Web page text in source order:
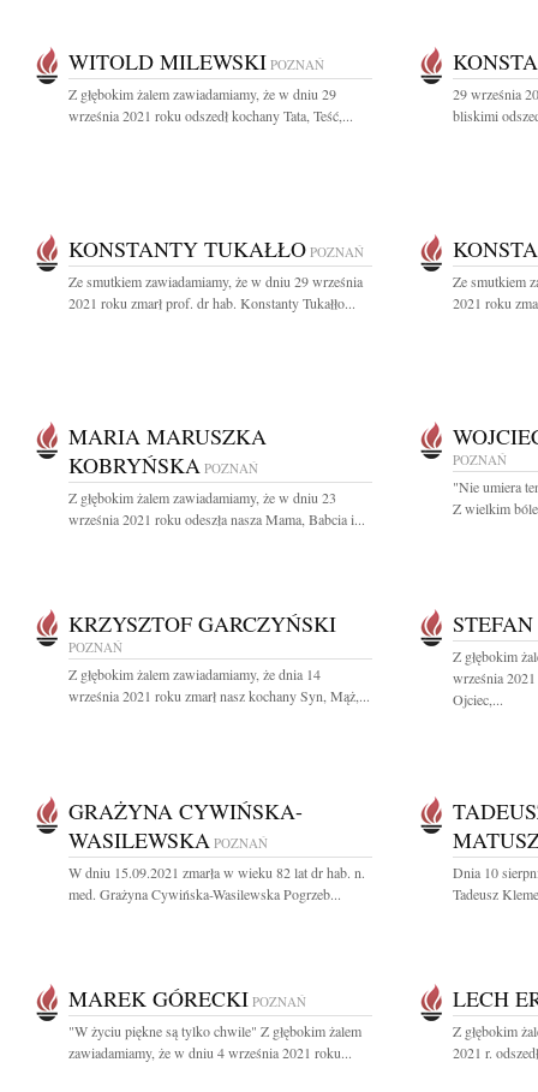
WITOLD MILEWSKI POZNAŃ
Z głębokim żalem zawiadamiamy, że w dniu 29
września 2021 roku odszedł kochany Tata, Teść,...
29 września
bliskimi
KONSTANTY TUKAŁŁO POZNAŃ
Ze smutkiem zawiadamiamy, że w dniu 29 września
2021 roku zmarł prof. dr hab. Konstanty Tukałło...
Ze smutkiem
2021 roku
MARIA MARUSZKA
KOBRYŃSKA POZNAŃ
Z głębokim żalem zawiadamiamy, że w dniu 23
września 2021 roku odeszła nasza Mama, Babcia i...
POZNAŃ
"Nie umiera
Z wielkim
KRZYSZTOF GARCZYŃSKI
POZNAŃ
Z głębokim żalem zawiadamiamy, że dnia 14
września 2021 roku zmarł nasz kochany Syn, Mąż,...
Z głębokim
września
Ojciec,...
GRAŻYNA CYWIŃSKA-
WASILEWSKA POZNAŃ
W dniu 15.09.2021 zmarła w wieku 82 lat dr hab. n.
med. Grażyna Cywińska-Wasilewska Pogrzeb...
Dnia 10
Tadeusz
MAREK GÓRECKI POZNAŃ
"W życiu piękne są tylko chwile" Z głębokim żalem
zawiadamiamy, że w dniu 4 września 2021 roku...
LECH
Z głębokim
2021 r.